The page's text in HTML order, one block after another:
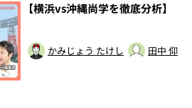
【横浜vs沖縄尚学を徹底分析】
かみじょう たけし 田中 仰